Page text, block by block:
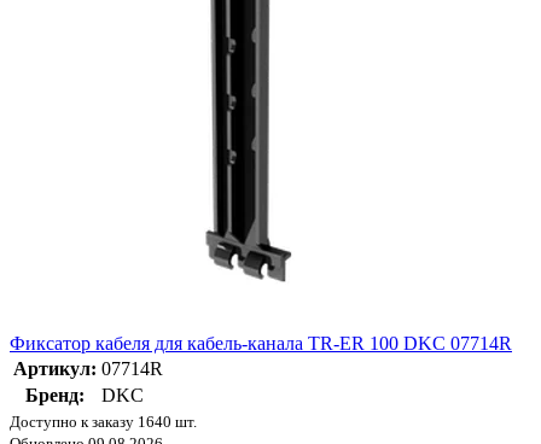
Фиксатор кабеля для кабель-канала TR-ER 100 DKC 07714R
Артикул: 07714R
Бренд:
DKC
Доступно к заказу 1640 шт.